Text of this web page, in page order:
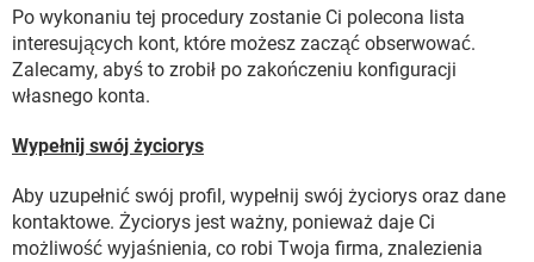
Po wykonaniu tej procedury zostanie Ci polecona lista
interesujących kont, które możesz zacząć obserwować.
Zalecamy, abyś to zrobił po zakończeniu konfiguracji
własnego konta.
Wypełnij swój życiorys
Aby uzupełnić swój profil, wypełnij swój życiorys oraz dane
kontaktowe. Życiorys jest ważny, ponieważ daje Ci
możliwość wyjaśnienia, co robi Twoja firma, znalezienia